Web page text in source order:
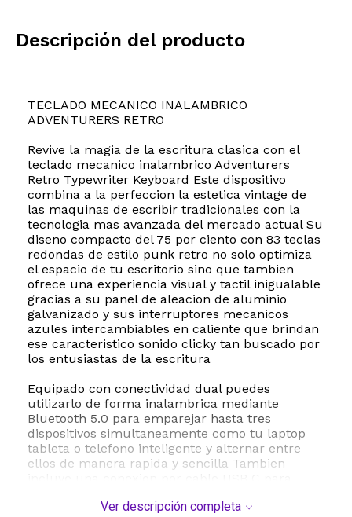
Descripción del producto
TECLADO MECANICO INALAMBRICO
ADVENTURERS RETRO
Revive la magia de la escritura clasica con el
teclado mecanico inalambrico Adventurers
Retro Typewriter Keyboard Este dispositivo
combina a la perfeccion la estetica vintage de
las maquinas de escribir tradicionales con la
tecnologia mas avanzada del mercado actual Su
diseno compacto del 75 por ciento con 83 teclas
redondas de estilo punk retro no solo optimiza
el espacio de tu escritorio sino que tambien
ofrece una experiencia visual y tactil inigualable
gracias a su panel de aleacion de aluminio
galvanizado y sus interruptores mecanicos
azules intercambiables en caliente que brindan
ese caracteristico sonido clicky tan buscado por
los entusiastas de la escritura
Equipado con conectividad dual puedes
utilizarlo de forma inalambrica mediante
Bluetooth 5.0 para emparejar hasta tres
dispositivos simultaneamente como tu laptop
tableta o telefono inteligente y alternar entre
ellos de manera rapida y sencilla Tambien
garantizando una transmision de datos estable y
Ver descripción completa